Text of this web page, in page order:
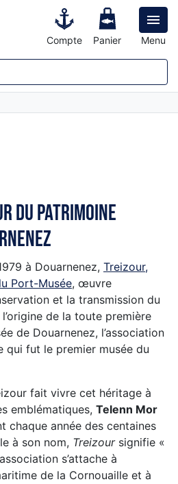

Menu
Compte Panier
du patrimoine
à Douarnenez, Treizour,
Port-Musée, œuvre
et la transmission du
de la toute première
de Douarnenez, l’association
qui fut le premier musée du
fait vivre cet héritage à
emblématiques, Telenn Mor
chaque année des centaines
à son nom, Treizoursignifie «
s’attache à
de la Cornouaille et à